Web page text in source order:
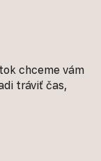
chceme vám
tráviť čas,